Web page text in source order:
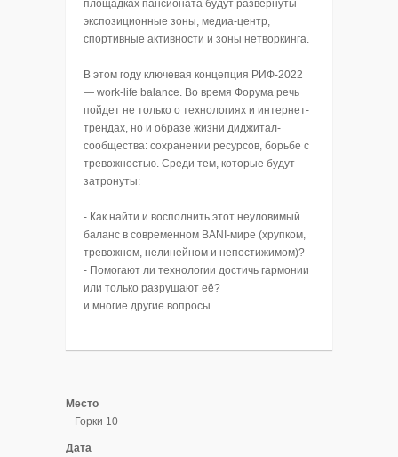
площадках пансионата будут развернуты
экспозиционные зоны, медиа-центр,
спортивные активности и зоны нетворкинга.
В этом году ключевая концепция РИФ-2022
— work-life balance. Во время Форума речь
пойдет не только о технологиях и интернет-
трендах, но и образе жизни диджитал-
сообщества: сохранении ресурсов, борьбе с
тревожностью. Среди тем, которые будут
затронуты:
- Как найти и восполнить этот неуловимый
баланс в современном BANI-мире (хрупком,
тревожном, нелинейном и непостижимом)?
- Помогают ли технологии достичь гармонии
или только разрушают её?
и многие другие вопросы.
Место
Горки 10
Дата